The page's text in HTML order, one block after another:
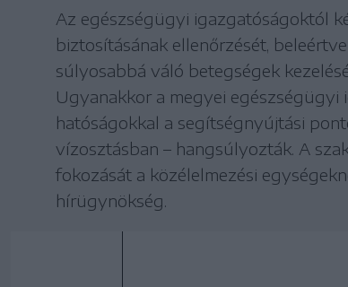
Az egészségügyi igazgatóságoktól
biztosításának ellenőrzését,
súlyosabbá váló betegségek
Ugyanakkor a megyei
hatóságokkal a segítségnyújtási
vízosztásban – hangsúlyozták. A
fokozását a közélelmezési
hírügynökség.